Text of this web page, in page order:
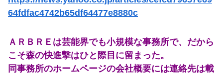
義母が初対面の私の父を学校もろくに出ていないんでしょ？」と見下した。しかし父が漁業を経営していると知ると…
サンモニ「永住権は生活の基盤、外国人を締め上げれば日本人が生きやすくなるは勘違い」
【画像】お前らこの超美人容疑者が整形か否か判定たのむ！！
64fdfac4742b65df64477e8880c
ＡＲＢＲＥは芸能界でも小規模な事務所で、だから
こそ森の快進撃はひと際目に留まった。
同事務所のホームページの会社概要には連絡先は載